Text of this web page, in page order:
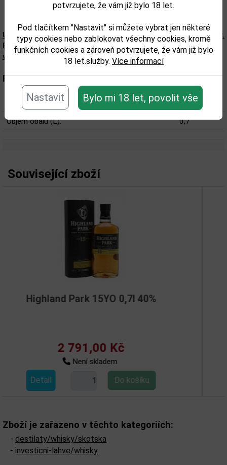
potvrzujete, že vám již bylo 18 let.
Pod tlačítkem "Nastavit" si můžete vybrat jen některé
typy cookies nebo zablokovat všechny cookies, kromě
funkčních cookies a zároveň potvrzujete, že vám již bylo
18 let.služby. Více informací
Nastavit Bylo mi 18 let, povolit vše
Upozorňujeme, že tento produkt může obsahovat alergeny.
Přesné složení a alergeny jsou k dispozici na obalu
výrobku. Zkontrolujte prosím před konzumací.
Parametry:
Obsah alkoholu obj. %: 41,7
Objem obalu (L): 0,7
Související zboží
0,7l 40% Talisker Game of
Zboží je zařazeno v těchto kategoriích:
- destilaty/whisky/skotska
- investicni-lahve/whisky